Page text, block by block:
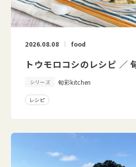
2026.08.08 food
トウモロコシのレシピ ／
シリーズ 旬彩kitchen
レシピ